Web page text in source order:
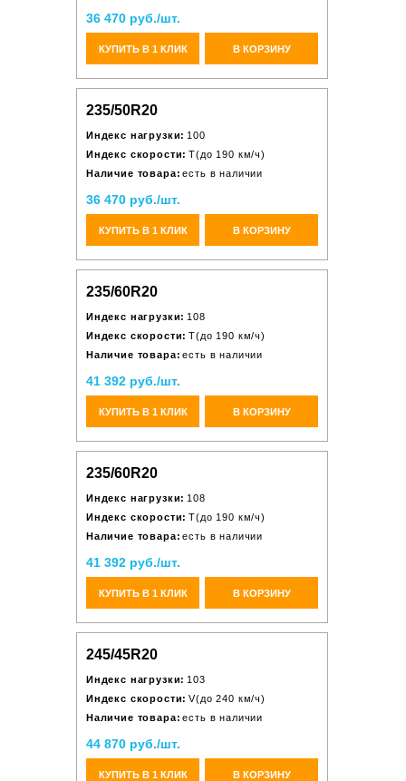
36 470 руб./шт.
КУПИТЬ В 1 КЛИК В КОРЗИНУ
235/50R20
Индекс нагрузки: 100
Индекс скорости: T(до 190 км/ч)
Наличие товара: есть в наличии
36 470 руб./шт.
КУПИТЬ В 1 КЛИК В КОРЗИНУ
235/60R20
Индекс нагрузки: 108
Индекс скорости: T(до 190 км/ч)
Наличие товара: есть в наличии
41 392 руб./шт.
КУПИТЬ В 1 КЛИК В КОРЗИНУ
235/60R20
Индекс нагрузки: 108
Индекс скорости: T(до 190 км/ч)
Наличие товара: есть в наличии
41 392 руб./шт.
КУПИТЬ В 1 КЛИК В КОРЗИНУ
245/45R20
Индекс нагрузки: 103
Индекс скорости: V(до 240 км/ч)
Наличие товара: есть в наличии
44 870 руб./шт.
КУПИТЬ В 1 КЛИК В КОРЗИНУ